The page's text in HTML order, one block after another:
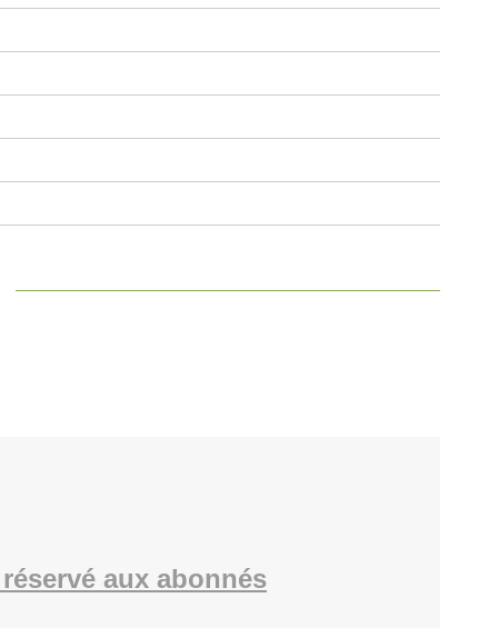
aux abonnés